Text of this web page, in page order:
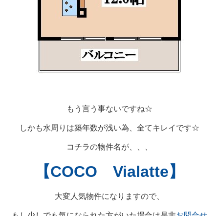
もう言う事ないですね☆
しかも水周りは築年数が浅い為、全てキレイです☆
コチラの物件名が、、、
【COCO Vialatte】
大変人気物件になりますので、